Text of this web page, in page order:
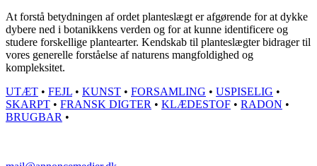
At forstå betydningen af ordet planteslægt er afgørende for at dykke
dybere ned i botanikkens verden og for at kunne identificere og
studere forskellige plantearter. Kendskab til planteslægter bidrager til
vores generelle forståelse af naturens mangfoldighed og
kompleksitet.
UTÆT • FEJL • KUNST • FORSAMLING • USPISELIG •
SKARPT • FRANSK DIGTER • KLÆDESTOF • RADON •
BRUGBAR •